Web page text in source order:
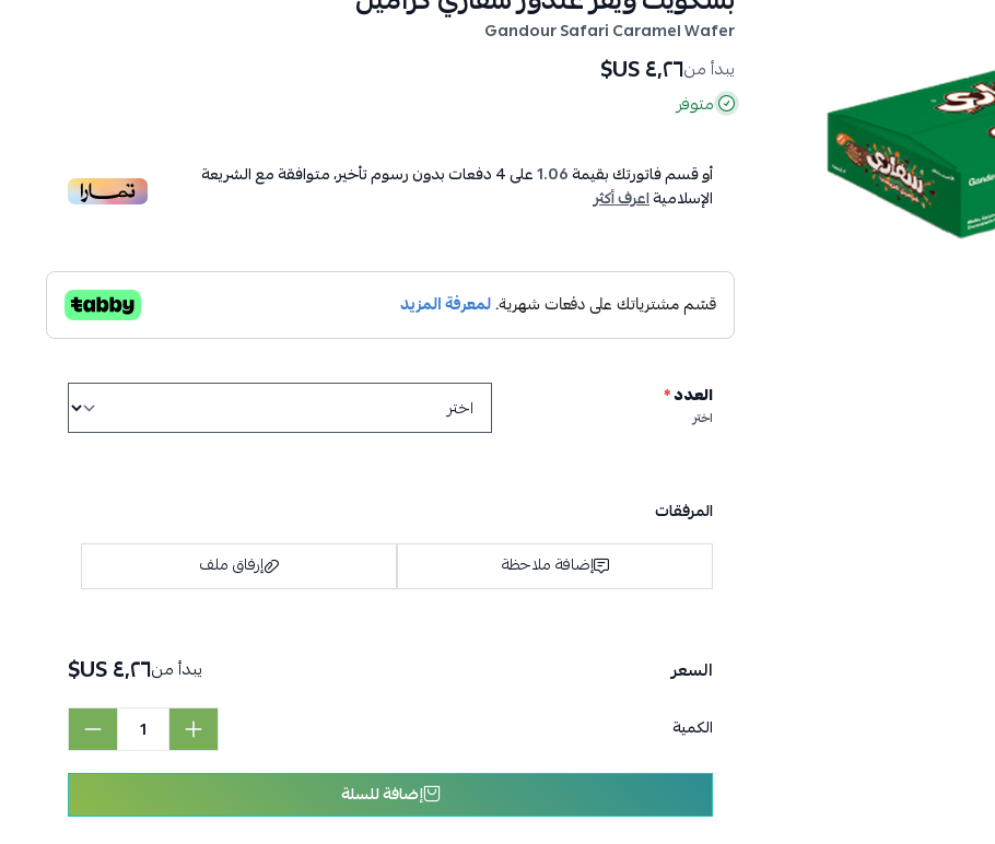
Gandour Safari Caramel Wafer
يبدأ من٤٫٢٦ US$
متوفر
أو قسم فاتورتك بقيمة1.06على4دفعات بدون رسوم تأخير، متوافقة مع الشريعة
الإسلاميةاعرف أكثر
العدد*
اختر
المرفقات
إضافة ملاحظة
إرفاق ملف
السعر يبدأ من٤٫٢٦ US$
الكمية
إضافة للسلة